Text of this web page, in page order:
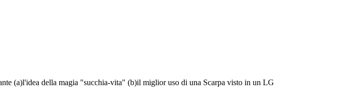
(a)l'idea della magia "succhia-vita" (b)il miglior uso di una Scarpa visto in un LG